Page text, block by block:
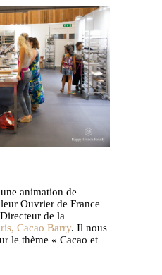
animation de
Ouvrier de France
de la
Cacao Barry. Il nous
le thème « Cacao et